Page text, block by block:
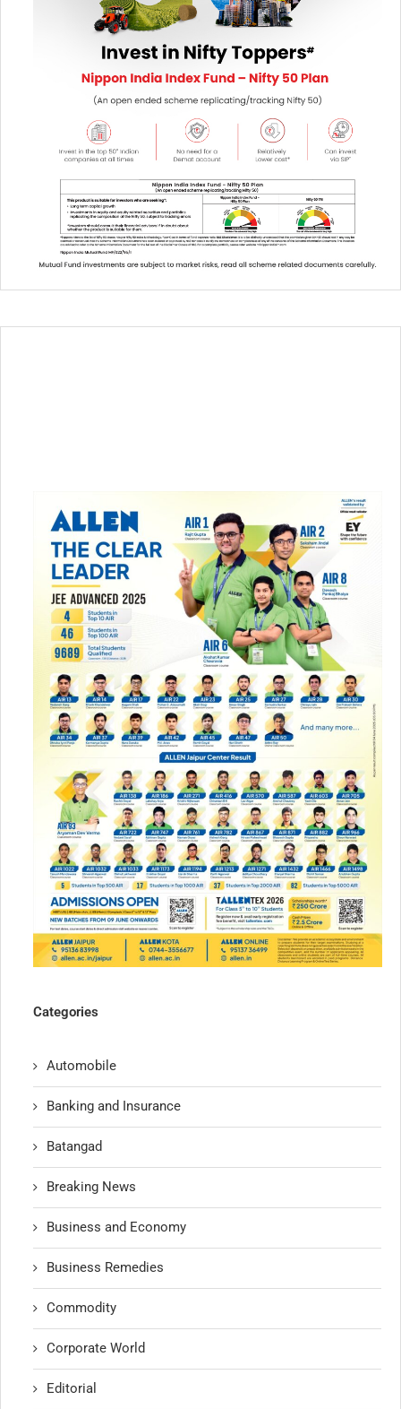
Categories
Automobile
Banking and Insurance
Batangad
Breaking News
Business and Economy
Business Remedies
Commodity
Corporate World
Editorial